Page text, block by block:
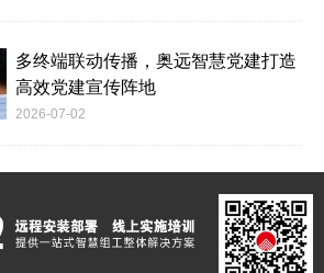
多终端联动传播，奥远智慧党建打造
高效党建宣传阵地
2026-07-02